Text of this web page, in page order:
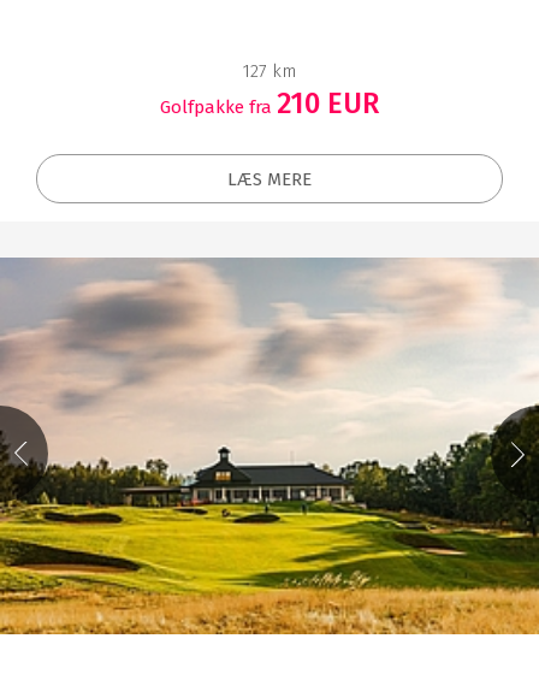
127 km
Golfpakke fra 210 EUR
LÆS MERE